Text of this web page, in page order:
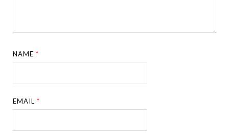
NAME*
EMAIL*